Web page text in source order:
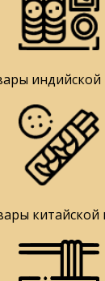
индийской
китайской